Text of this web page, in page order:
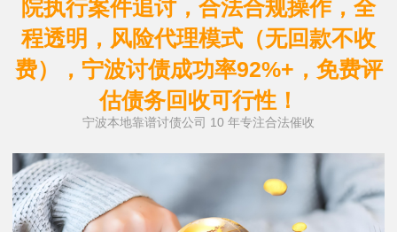
院执行案件追讨，合法合规操作，全
程透明，风险代理模式（无回款不收
费），宁波讨债成功率92%+，免费评
估债务回收可行性！
宁波本地靠谱讨债公司 10 年专注合法催收